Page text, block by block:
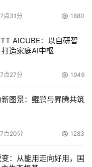
（SAN）、网络附加
、开放式系统和遗留主
目前名列前八名的厂
Appliance公司的市场
用前景，业内已经讨
示，这两种技术可能
强大的SATA阵容前，
点31分 1880
AICUBE：以自研智
造家庭AI中枢
点27分 1949
图景：鲲鹏与昇腾共筑
点20分 1283
：从能用走向好用，国